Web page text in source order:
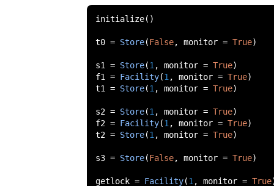
initialize()
t0 = Store(False, monitor = True)
s1 = Store(1 , monitor = True)
f1 = Facility(1 , monitor = True)
t1 = Store(1 , monitor = True)
s2 = Store(1 , monitor = True)
f2 = Facility(1 , monitor = True)
t2 = Store(1 , monitor = True)
s3 = Store(False, monitor = True)
getlock = Facility(1 , monitor = True